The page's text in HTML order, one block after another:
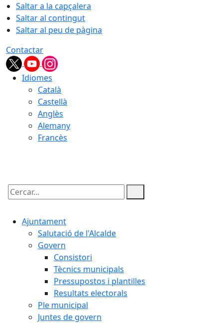
Saltar a la capçalera
Saltar al contingut
Saltar al peu de pàgina
Contactar
Idiomes
Català
Castellà
Anglès
Alemany
Francès
Cercar:
Ajuntament
Salutació de l'Alcalde
Govern
Consistori
Tècnics municipals
Pressupostos i plantilles
Resultats electorals
Ple municipal
Juntes de govern